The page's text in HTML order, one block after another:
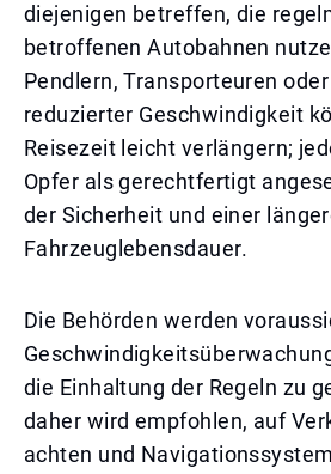
diejenigen betreffen, die
betroffenen Autobahnen
Pendlern, Transporteuren
reduzierter Geschwindigkeit
Reisezeit leicht verlängern;
Opfer als gerechtfertigt
der Sicherheit und einer
Fahrzeuglebensdauer.
Die Behörden werden
die Einhaltung der Regeln zu
daher wird empfohlen, auf
achten und